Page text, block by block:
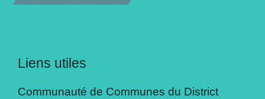
Liens utiles
Communauté de Communes du District